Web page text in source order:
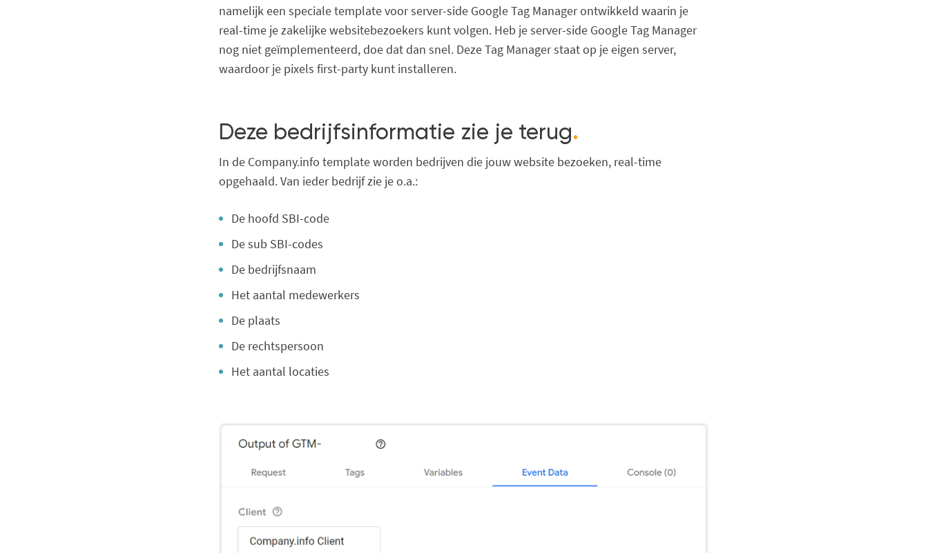
namelijk een speciale template voor server-side Google Tag Manager ontwikkeld waarin je
real-time je zakelijke websitebezoekers kunt volgen. Heb je server-side Google Tag Manager
nog niet geïmplementeerd, doe dat dan snel. Deze Tag Manager staat op je eigen server,
waardoor je pixels first-party kunt installeren.
Deze bedrijfsinformatie zie je terug.
In de Company.info template worden bedrijven die jouw website bezoeken, real-time
opgehaald. Van ieder bedrijf zie je o.a.:
De hoofd SBI-code
De sub SBI-codes
De bedrijfsnaam
Het aantal medewerkers
De plaats
De rechtspersoon
Het aantal locaties